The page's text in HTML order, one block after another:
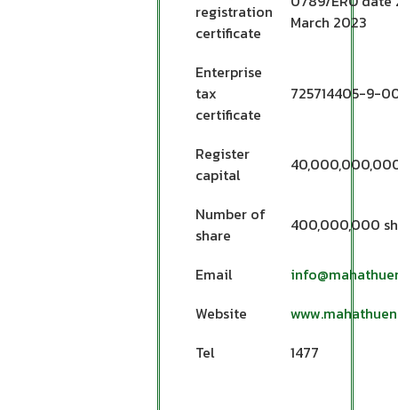
registration
certificate
March 2023
Enterprise
tax
certificate
725714405-9-
Register
capital
Number of
share
400,000,000
Email
Website
Tel
1477